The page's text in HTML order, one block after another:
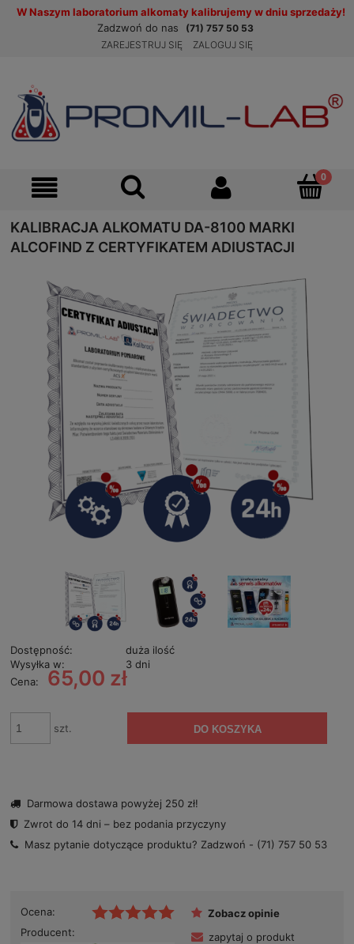
W Naszym laboratorium alkomaty kalibrujemy w dniu sprzedaży!
Zadzwoń do nas
(71) 757 50 53
ZAREJESTRUJ SIĘ
ZALOGUJ SIĘ
KALIBRACJA ALKOMATU DA-8100 MARKI
ALCOFIND Z CERTYFIKATEM ADIUSTACJI
Dostępność:
duża ilość
Wysyłka w:
3 dni
Cena:
65,00 zł
szt. DO KOSZYKA
Darmowa dostawa powyżej 250 zł!
Zwrot do 14 dni – bez podania przyczyny
Masz pytanie dotyczące produktu? Zadzwoń - (71) 757 50 53
Ocena:
Producent:
Zobacz opinie
zapytaj o produkt